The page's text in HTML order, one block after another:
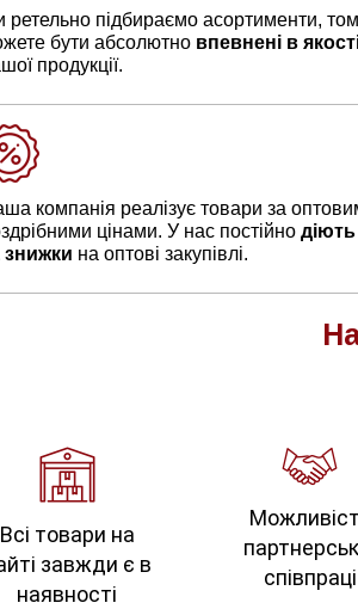
ретельно підбираємо асортименти,
бути абсолютно впевнені в
продукції.
компанія реалізує товари за
цінами. У нас постійнодіють
знижки на оптові закупівлі.
Всі товари на
завжди є в
наявності
співпраці